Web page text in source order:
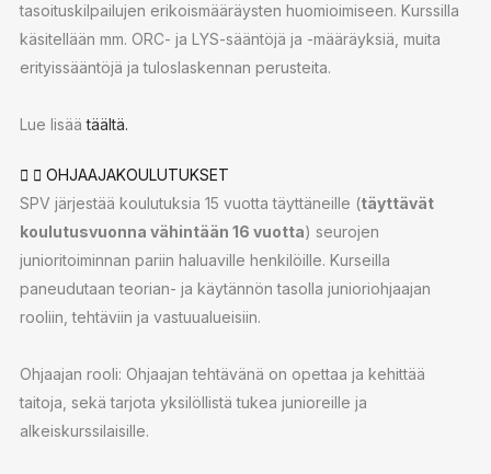
tasoituskilpailujen erikoismääräysten huomioimiseen. Kurssilla
käsitellään mm. ORC- ja LYS-sääntöjä ja -määräyksiä, muita
erityissääntöjä ja tuloslaskennan perusteita.
Lue lisäätäältä.
OHJAAJAKOULUTUKSET
SPV järjestää koulutuksia 15 vuotta täyttäneille (täyttävät
koulutusvuonna vähintään 16 vuotta) seurojen
junioritoiminnan pariin haluaville henkilöille. Kurseilla
paneudutaan teorian- ja käytännön tasolla junioriohjaajan
rooliin, tehtäviin ja vastuualueisiin.
Ohjaajan rooli: Ohjaajan tehtävänä on opettaa ja kehittää
taitoja, sekä tarjota yksilöllistä tukea junioreille ja
alkeiskurssilaisille.